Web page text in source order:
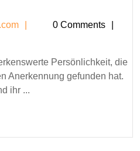
0 Comments
Persönlichkeit, die
Anerkennung gefunden hat.
ihr ...